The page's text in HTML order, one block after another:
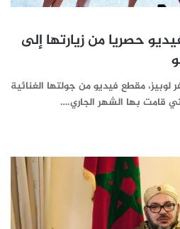
حصريا من زيارتها إلى
لوبيز، مقطع فيديو من جولتها الغنائية
قامت بها الشهر الجاري.…